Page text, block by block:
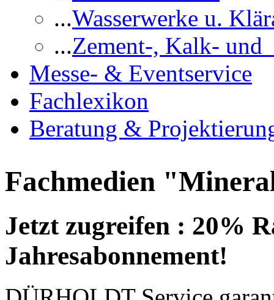
...Wasserwerke u.
...Zement-, Kalk-
Messe- & Eventservice
Fachlexikon
Beratung &
Fachmedien
Jetzt zugreifen : 20%
Jahresabonnement!